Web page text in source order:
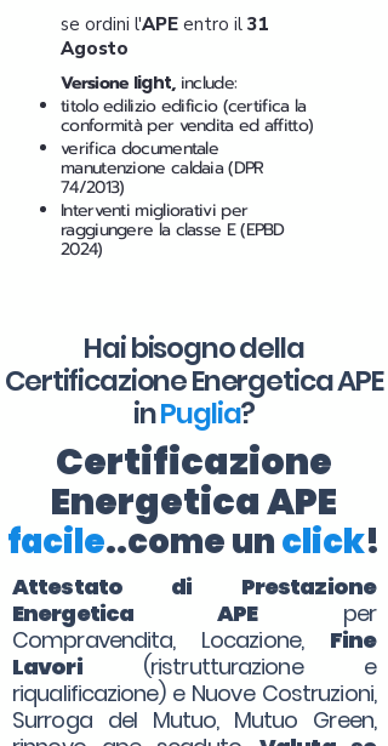
se ordini l'APE entro il 31
Agosto
Versione light,include:
titolo edilizio edificio (certifica la
conformità per vendita ed affitto)
verifica documentale
manutenzione caldaia (DPR
74/2013)
Interventi migliorativi per
raggiungere la classe E (EPBD
2024)
Hai bisogno della
Certificazione Energetica APE
inPuglia?
Certificazione
Energetica APE
facile..come unclick!
Attestato di Prestazione
Energetica APEper
Compravendita, Locazione, Fine
Lavori(ristrutturazione e
riqualificazione) e Nuove Costruzioni,
Surroga del Mutuo, Mutuo Green,